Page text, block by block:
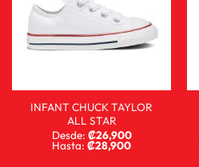
INFANT CHUCK TAYLOR
ALL STAR
Desde: ₡26,900
Hasta: ₡28,900